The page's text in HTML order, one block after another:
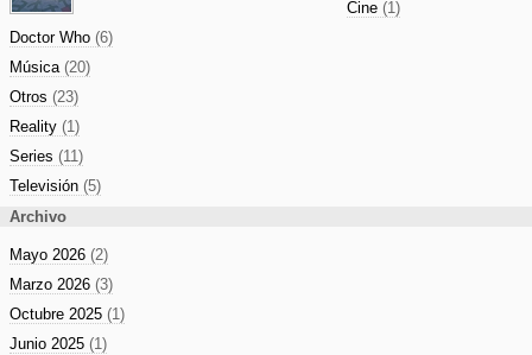
Cine (1)
Doctor Who (6)
Música (20)
Otros (23)
Reality (1)
Series (11)
Televisión (5)
Archivo
Mayo 2026 (2)
Marzo 2026 (3)
Octubre 2025 (1)
Junio 2025 (1)